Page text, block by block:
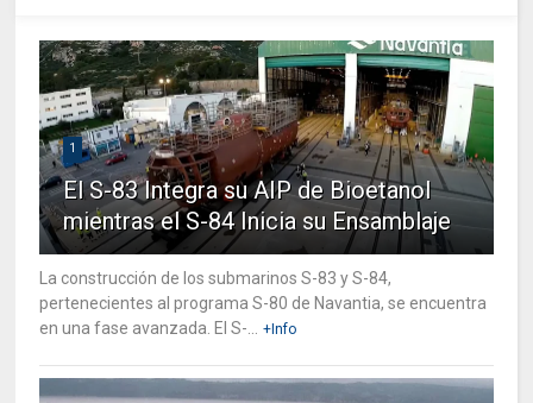
1
El S-83 Integra su AIP de Bioetanol
mientras el S-84 Inicia su Ensamblaje
La construcción de los submarinos S-83 y S-84,
pertenecientes al programa S-80 de Navantia, se encuentra
en una fase avanzada. El S-...
+Info